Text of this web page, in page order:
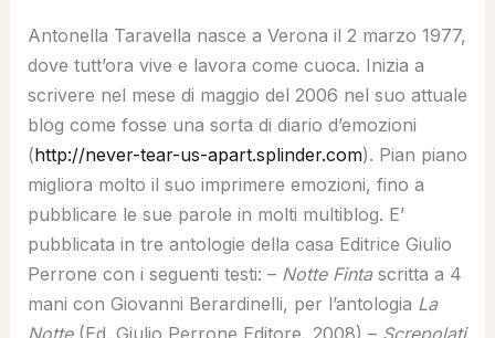
Antonella Taravella nasce a Verona il 2 marzo 1977,
dove tutt’ora vive e lavora come cuoca. Inizia a
scrivere nel mese di maggio del 2006 nel suo attuale
blog come fosse una sorta di diario d’emozioni
(http://never-tear-us-apart.splinder.com). Pian piano
migliora molto il suo imprimere emozioni, fino a
pubblicare le sue parole in molti multiblog. E’
pubblicata in tre antologie della casa Editrice Giulio
Perrone con i seguenti testi: – Notte Fintascritta a 4
mani con Giovanni Berardinelli, per l’antologia La